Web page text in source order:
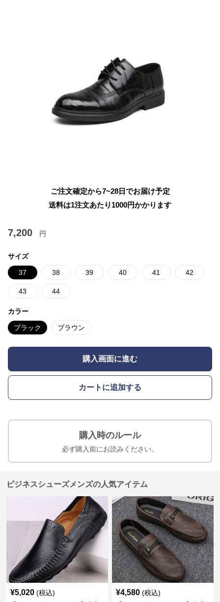
ご注文確定から7~28日でお届け予定
送料は1注文あたり 1000円かかります
7,200 円
サイズ
37 38 39 40 41 42
43 44
カラー
ブラック ブラウン
購入画面に進む
カートに追加する
購入時のルール
必ず購入前にお読みください。
ビジネスシューズメンズの人気アイテム
¥5,020 (税込) ¥4,580 (税込)